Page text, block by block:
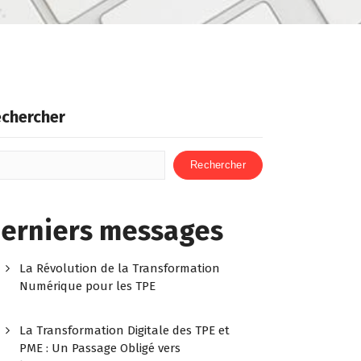
Rechercher
messages
La Révolution de la Transformation
Numérique pour les TPE
La Transformation Digitale des TPE et
PME : Un Passage Obligé vers